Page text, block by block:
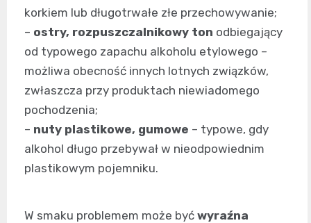
korkiem lub długotrwałe złe przechowywanie;
– ostry, rozpuszczalnikowy ton odbiegający
od typowego zapachu alkoholu etylowego –
możliwa obecność innych lotnych związków,
zwłaszcza przy produktach niewiadomego
pochodzenia;
– nuty plastikowe, gumowe – typowe, gdy
alkohol długo przebywał w nieodpowiednim
plastikowym pojemniku.
W smaku problemem może być wyraźna